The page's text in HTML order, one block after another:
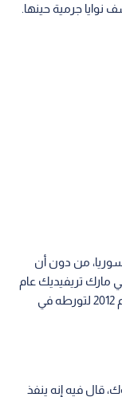
جرمية حينها.
من دون أن
مارك تريفيديك عام
2013 بعد أن طلب وضعه تحت المراقبة منذ عام 2012 لتورطه في
قال فيه إنه ينفذ